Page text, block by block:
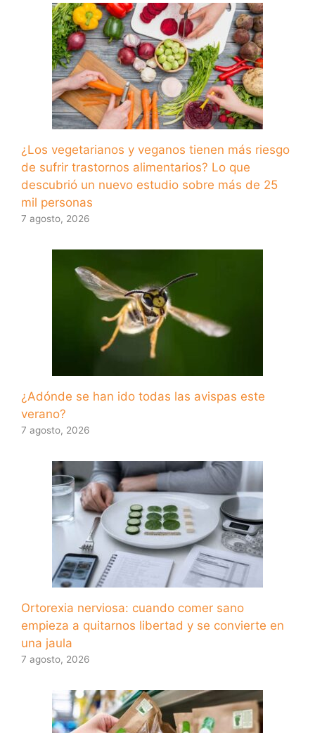
¿Los vegetarianos y veganos tienen más riesgo
de sufrir trastornos alimentarios? Lo que
descubrió un nuevo estudio sobre más de 25
mil personas
7 agosto, 2026
¿Adónde se han ido todas las avispas este
verano?
7 agosto, 2026
Ortorexia nerviosa: cuando comer sano
empieza a quitarnos libertad y se convierte en
una jaula
7 agosto, 2026